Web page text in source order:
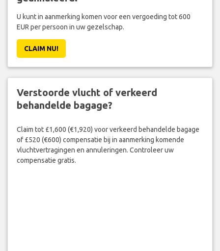
U kunt in aanmerking komen voor een vergoeding tot 600
EUR per persoon in uw gezelschap.
CLAIM NU!
Verstoorde vlucht of verkeerd
behandelde bagage?
Claim tot £1,600 (€1,920) voor verkeerd behandelde bagage
of £520 (€600) compensatie bij in aanmerking komende
vluchtvertragingen en annuleringen. Controleer uw
compensatie gratis.